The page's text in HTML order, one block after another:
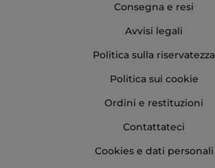
Consegna e resi
Avvisi legali
Politica sulla riservatezza
Politica sui cookie
Ordini e restituzioni
Contattateci
Cookies e dati personali